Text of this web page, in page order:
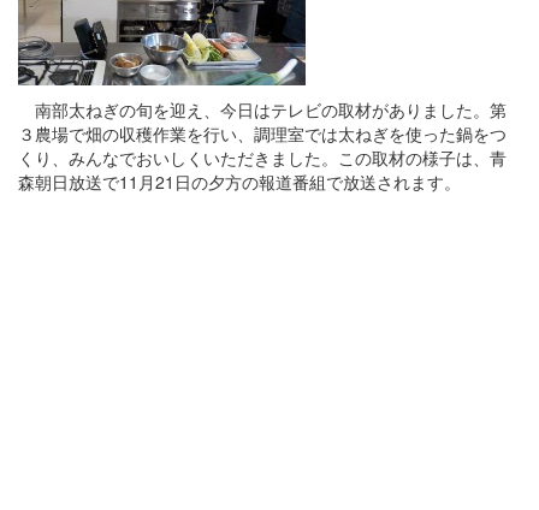
南部太ねぎの旬を迎え、今日はテレビの取材がありました。第
３農場で畑の収穫作業を行い、調理室では太ねぎを使った鍋をつ
くり、みんなでおいしくいただきました。この取材の様子は、青
森朝日放送で11月21日の夕方の報道番組で放送されます。